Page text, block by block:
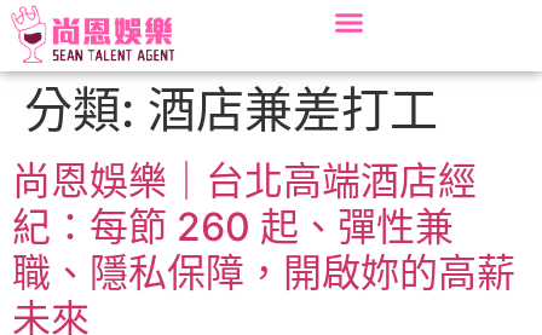
分類: 酒店兼差打工
尚恩娛樂｜台北高端酒店經
紀：每節 260 起、彈性兼
職、隱私保障，開啟妳的高薪
未來